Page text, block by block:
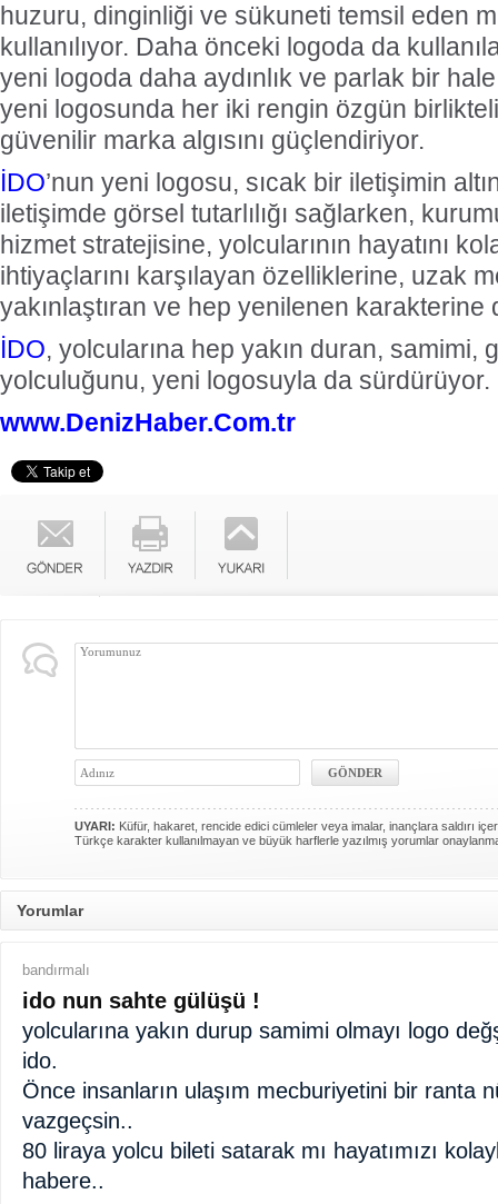
huzuru, dinginliği ve sükuneti temsil eden
kullanılıyor. Daha önceki logoda da
yeni logoda daha aydınlık ve parlak bir
yeni logosunda her iki rengin özgün
güvenilir marka algısını güçlendiriyor.
İDO’nun yeni logosu, sıcak bir iletişimin
iletişimde görsel tutarlılığı sağlarken,
hizmet stratejisine, yolcularının hayatını
ihtiyaçlarını karşılayan özelliklerine, uzak
yakınlaştıran ve hep yenilenen karakterine
İDO, yolcularına hep yakın duran, samimi,
yolculuğunu, yeni logosuyla da sürdürüyor.
www.DenizHaber.Com.tr
UYARI: Küfür, hakaret, rencide edici cümleler veya imalar, inançlara saldırı
Türkçe karakter kullanılmayan ve büyük harflerle yazılmış yorumlar
Yorumlar
bandırmalı
ido nun sahte gülüşü !
yolcularına yakın durup samimi olmayı logo
ido.
Önce insanların ulaşım mecburiyetini bir ranta
vazgeçsin..
80 liraya yolcu bileti satarak mı hayatımızı
habere..